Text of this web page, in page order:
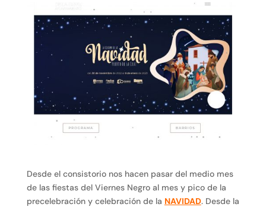
Desde el consistorio nos hacen pasar del medio mes
de las fiestas del Viernes Negro al mes y pico de la
precelebración y celebración de la NAVIDAD. Desde la